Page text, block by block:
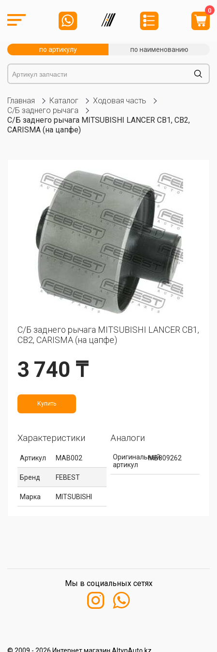
0
по артикулу по наименованию
Главная Каталог
Ходовая часть
С/Б заднего рычага
С/Б заднего рычага MITSUBISHI LANCER CB1, CB2,
CARISMA (на цапфе)
С/Б заднего рычага MITSUBISHI LANCER CB1,
CB2, CARISMA (на цапфе)
3 740 ₸
Купить
Характеристики
Артикул MAB002
Бренд FEBEST
Марка MITSUBISHI
Аналоги
Оригинальный
артикул
MB809262
Мы в социальных сетях